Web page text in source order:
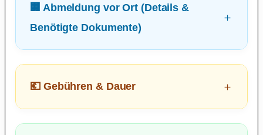
🏢 Abmeldung vor Ort (Details &
Benötigte Dokumente)
💶 Gebühren & Dauer